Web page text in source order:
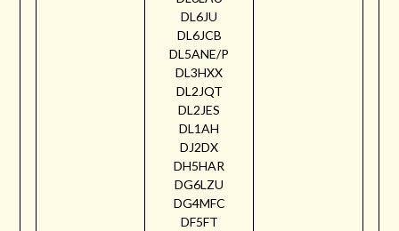
DL6JU
DL6JCB
DL5ANE/P
DL3HXX
DL2JQT
DL2JES
DL1AH
DJ2DX
DH5HAR
DG6LZU
DG4MFC
DF5FT